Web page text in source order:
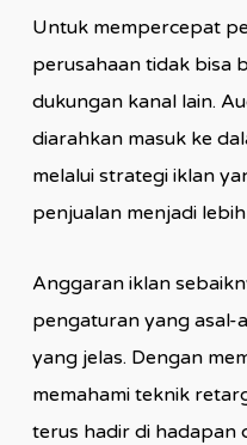
Untuk mempercepat
perusahaan tidak bisa
dukungan kanal lain.
diarahkan masuk ke
melalui strategi iklan
penjualan menjadi
Anggaran iklan
pengaturan yang asal-
yang jelas. Dengan
memahami teknik
terus hadir di hadapan